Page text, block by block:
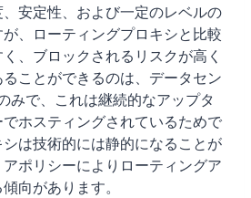
安定性、および一定のレベルの
、ローティングプロキシと比較
、ブロックされるリスクが高く
ことができるのは、データセン
みで、これは継続的なアップタ
ホスティングされているためで
は技術的には静的になることが
ポリシーによりローティングア
向があります。